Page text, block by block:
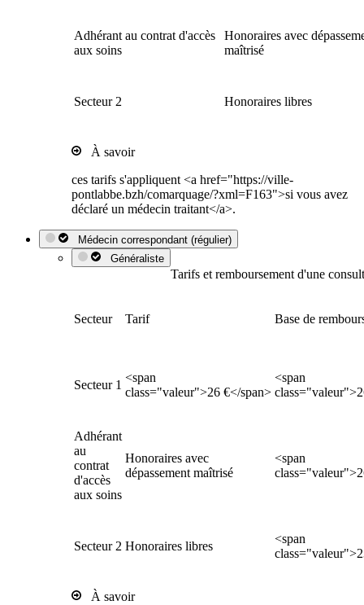
Adhérant au contrat d'accès
aux soins
Honoraires avec
maîtrisé
Secteur 2 Honoraires libres
À savoir
ces tarifs s'appliquent <a href="https://ville-
pontlabbe.bzh/comarquage/?xml=F163">si vous avez
déclaré un médecin traitant</a>.
Médecin correspondant (régulier)
Généraliste
Tarifs et remboursement d'une
Secteur Tarif Base de
Secteur 1
<span
class="valeur">26 €</span>
<span
Adhérant
au
contrat
d'accès
aux soins
Honoraires avec
dépassement maîtrisé
<span
Secteur 2 Honoraires libres
<span
À savoir